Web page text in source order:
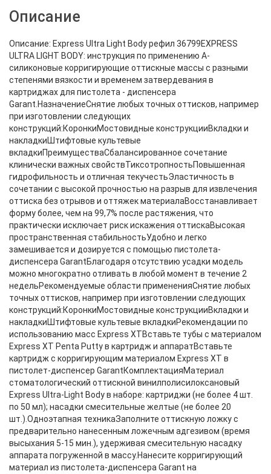
Описание
Описание: Express Ultra Light Body рефил 36799EXPRESS
ULTRA LIGHT BODY: инструкция по применению А-
силиконовые корригирующие оттискные массы с разными
степенями вязкости и временем затвердевания в
картриджах для пистолета - диспенсера
Garant.НазначениеСнятие любых точных оттисков, например
при изготовлении следующих
конструкций:КоронкиМостовидные конструкцииВкладки и
накладкиШтифтовые культевые
вкладкиПреимуществаCбалансированное сочетание
клинически важных свойствТиксотропностьПовышенная
гидрофильность и отличная текучестьЭластичность в
сочетании с высокой прочностью на разрыв для извлечения
оттиска без отрывов и оттяжек материалаВосстанавливает
форму более, чем на 99,7% после растяжения, что
практически исключает риск искажения оттискаВысокая
пространственная стабильностьУдобно и легко
замешивается и дозируется с помощью пистолета-
диспенсера GarantБлагодаря отсутствию усадки модель
можно многократно отливать в любой момент в течение 2
недельРекомендуемые области примененияСнятие любых
точных оттисков, например при изготовлении следующих
конструкций:КоронкиМостовидные конструкцииВкладки и
накладкиШтифтовые культевые вкладкиРекомендации по
использованию масс Express XTВставьте тубы с материалом
Express XT Penta Putty в картридж и аппаратВставьте
картридж с корригирующим материалом Express XT в
пистолет-диспенсер GarantКомплектацияМатериал
стоматологический оттискной винилполисилоксановый
Express Ultra-Light Body в наборе: картриджи (не более 4 шт.
по 50 мл); насадки смесительные желтые (не более 20
шт.).Одноэтапная техникаЗаполните оттискную ложку с
предварительно нанесенным ложечным адгезивом (время
высыхания 5-15 мин.), удерживая смесительную насадку
аппарата погруженной в массу.Нанесите корригирующий
материал из пистолета-диспенсера Garant на